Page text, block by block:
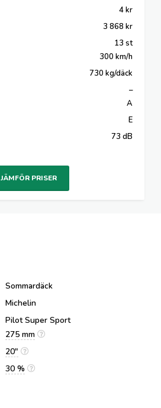
4 kr
3 868 kr
13 st
300 km/h
730 kg/däck
–
A
E
73 dB
JÄMFÖR PRISER
Sommardäck
Michelin
Pilot Super Sport
275 mm
20"
30 %